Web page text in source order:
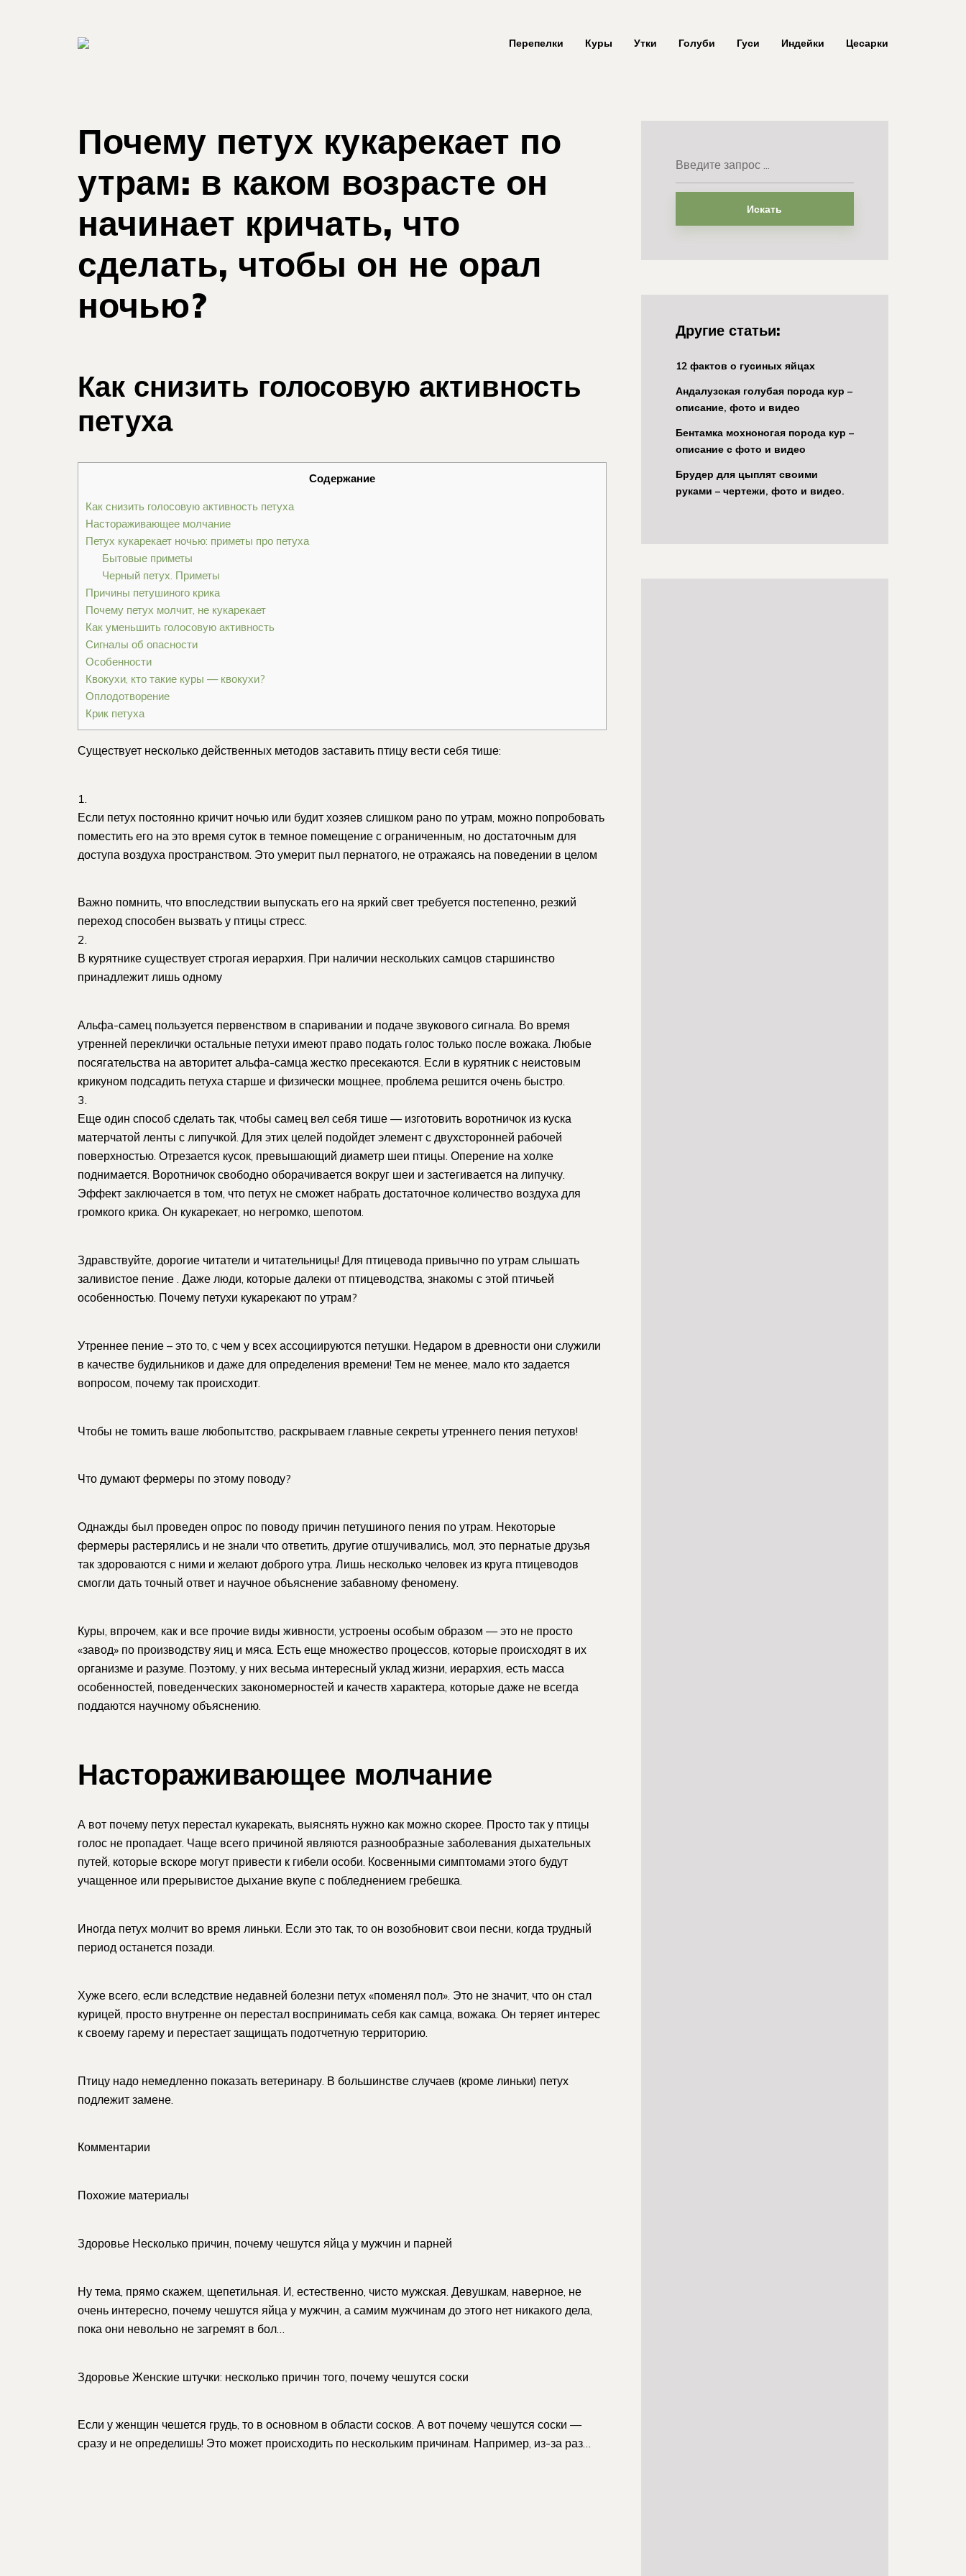
Перепелки Куры Утки Голуби Гуси Индейки Цесарки
Почему петух кукарекает по
утрам: в каком возрасте он
начинает кричать, что
сделать, чтобы он не орал
ночью?
Как снизить голосовую активность
петуха
Содержание
Как снизить голосовую активность петуха
Настораживающее молчание
Петух кукарекает ночью: приметы про петуха
Бытовые приметы
Черный петух. Приметы
Причины петушиного крика
Почему петух молчит, не кукарекает
Как уменьшить голосовую активность
Сигналы об опасности
Особенности
Квокухи, кто такие куры — квокухи?
Оплодотворение
Крик петуха
Существует несколько действенных методов заставить птицу вести себя тише:
1.
Если петух постоянно кричит ночью или будит хозяев слишком рано по утрам, можно попробовать
поместить его на это время суток в темное помещение с ограниченным, но достаточным для
доступа воздуха пространством. Это умерит пыл пернатого, не отражаясь на поведении в целом
Важно помнить, что впоследствии выпускать его на яркий свет требуется постепенно, резкий
переход способен вызвать у птицы стресс.
2.
В курятнике существует строгая иерархия. При наличии нескольких самцов старшинство
принадлежит лишь одному
Альфа-самец пользуется первенством в спаривании и подаче звукового сигнала. Во время
утренней переклички остальные петухи имеют право подать голос только после вожака. Любые
посягательства на авторитет альфа-самца жестко пресекаются. Если в курятник с неистовым
крикуном подсадить петуха старше и физически мощнее, проблема решится очень быстро.
3.
Еще один способ сделать так, чтобы самец вел себя тише — изготовить воротничок из куска
матерчатой ленты с липучкой. Для этих целей подойдет элемент с двухсторонней рабочей
поверхностью. Отрезается кусок, превышающий диаметр шеи птицы. Оперение на холке
поднимается. Воротничок свободно оборачивается вокруг шеи и застегивается на липучку.
Эффект заключается в том, что петух не сможет набрать достаточное количество воздуха для
громкого крика. Он кукарекает, но негромко, шепотом.
Здравствуйте, дорогие читатели и читательницы! Для птицевода привычно по утрам слышать
заливистое пение . Даже люди, которые далеки от птицеводства, знакомы с этой птичьей
особенностью. Почему петухи кукарекают по утрам?
Утреннее пение – это то, с чем у всех ассоциируются петушки. Недаром в древности они служили
в качестве будильников и даже для определения времени! Тем не менее, мало кто задается
вопросом, почему так происходит.
Чтобы не томить ваше любопытство, раскрываем главные секреты утреннего пения петухов!
Что думают фермеры по этому поводу?
Однажды был проведен опрос по поводу причин петушиного пения по утрам. Некоторые
фермеры растерялись и не знали что ответить, другие отшучивались, мол, это пернатые друзья
так здороваются с ними и желают доброго утра. Лишь несколько человек из круга птицеводов
смогли дать точный ответ и научное объяснение забавному феномену.
Куры, впрочем, как и все прочие виды живности, устроены особым образом — это не просто
«завод» по производству яиц и мяса. Есть еще множество процессов, которые происходят в их
организме и разуме. Поэтому, у них весьма интересный уклад жизни, иерархия, есть масса
особенностей, поведенческих закономерностей и качеств характера, которые даже не всегда
поддаются научному объяснению.
Настораживающее молчание
А вот почему петух перестал кукарекать, выяснять нужно как можно скорее. Просто так у птицы
голос не пропадает. Чаще всего причиной являются разнообразные заболевания дыхательных
путей, которые вскоре могут привести к гибели особи. Косвенными симптомами этого будут
учащенное или прерывистое дыхание вкупе с побледнением гребешка.
Иногда петух молчит во время линьки. Если это так, то он возобновит свои песни, когда трудный
период останется позади.
Хуже всего, если вследствие недавней болезни петух «поменял пол». Это не значит, что он стал
курицей, просто внутренне он перестал воспринимать себя как самца, вожака. Он теряет интерес
к своему гарему и перестает защищать подотчетную территорию.
Птицу надо немедленно показать ветеринару. В большинстве случаев (кроме линьки) петух
подлежит замене.
Комментарии
Похожие материалы
Здоровье Несколько причин, почему чешутся яйца у мужчин и парней
Ну тема, прямо скажем, щепетильная. И, естественно, чисто мужская. Девушкам, наверное, не
очень интересно, почему чешутся яйца у мужчин, а самим мужчинам до этого нет никакого дела,
пока они невольно не загремят в бол…
Здоровье Женские штучки: несколько причин того, почему чешутся соски
Если у женщин чешется грудь, то в основном в области сосков. А вот почему чешутся соски —
сразу и не определишь! Это может происходить по нескольким причинам. Например, из-за раз…
Искать
Другие статьи:
12 фактов о гусиных яйцах
Андалузская голубая порода кур –
описание, фото и видео
Бентамка мохноногая порода кур –
описание с фото и видео
Брудер для цыплят своими
руками – чертежи, фото и видео.